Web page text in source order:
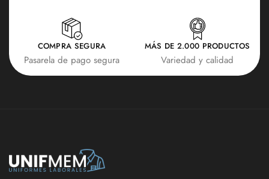
COMPRA SEGURA
Pasarela de pago segura
MÁS DE 2.000 PRODUCTOS
Variedad y calidad